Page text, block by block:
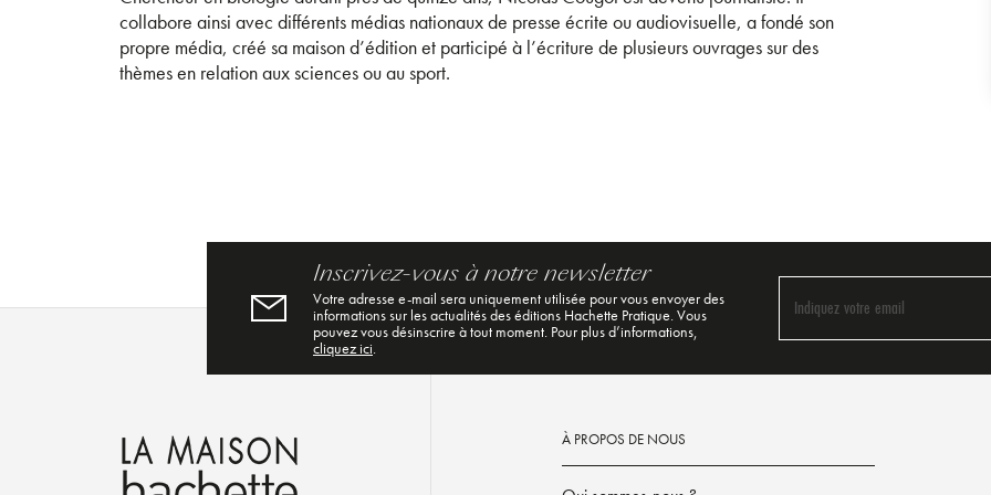
collabore ainsi avec différents médias nationaux de presse écrite ou audiovisuelle, a fondé son
propre média, créé sa maison d’édition et participé à l’écriture de plusieurs ouvrages sur des
thèmes en relation aux sciences ou au sport.
Inscrivez-vous à notre newsletter
Votre adresse e-mail sera uniquement utilisée pour vous envoyer des
informations sur les actualités des éditions Hachette Pratique. Vous
pouvez vous désinscrire à tout moment. Pour plus d’informations,
cliquez ici.
Indiquez votre email
À PROPOS DE NOUS